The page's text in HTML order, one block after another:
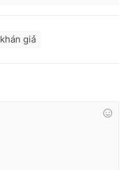
khán giả